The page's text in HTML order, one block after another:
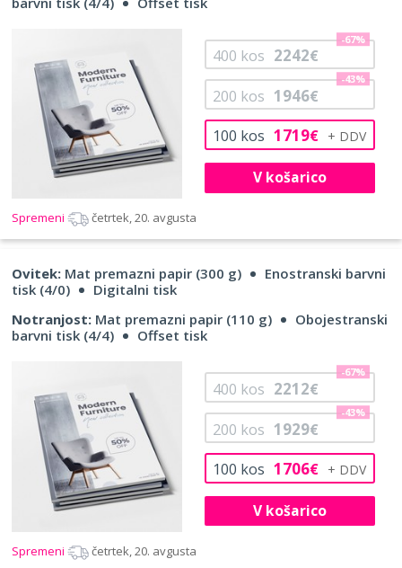
100 kos 1719€
200 kos 1946€
-43%
400 kos 2242€
-67%
V košarico
Spremeni četrtek, 20. avgusta
Ovitek: Mat premazni papir (300 g)
Enostranski barvni
tisk (4/0)
Digitalni tisk
Notranjost: Mat premazni papir (110 g)
Obojestranski
barvni tisk (4/4)
Offset tisk
100 kos 1706€
200 kos 1929€
-43%
400 kos 2212€
-67%
V košarico
Spremeni četrtek, 20. avgusta